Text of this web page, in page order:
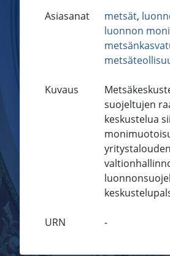
Asiasanat metsät,
luonnon
Kuvaus
suojeltujen
keskustelua
URN -